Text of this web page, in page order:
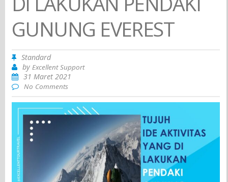
GUNUNG EVEREST
Standard
byExcellent Support
31 Maret 2021
No Comments